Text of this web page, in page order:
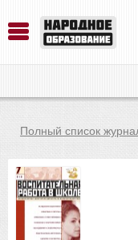
Полный список